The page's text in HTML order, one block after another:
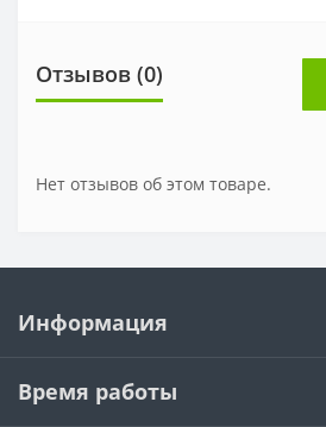
Отзывов (0)
Нет отзывов об этом товаре.
Информация
Время работы